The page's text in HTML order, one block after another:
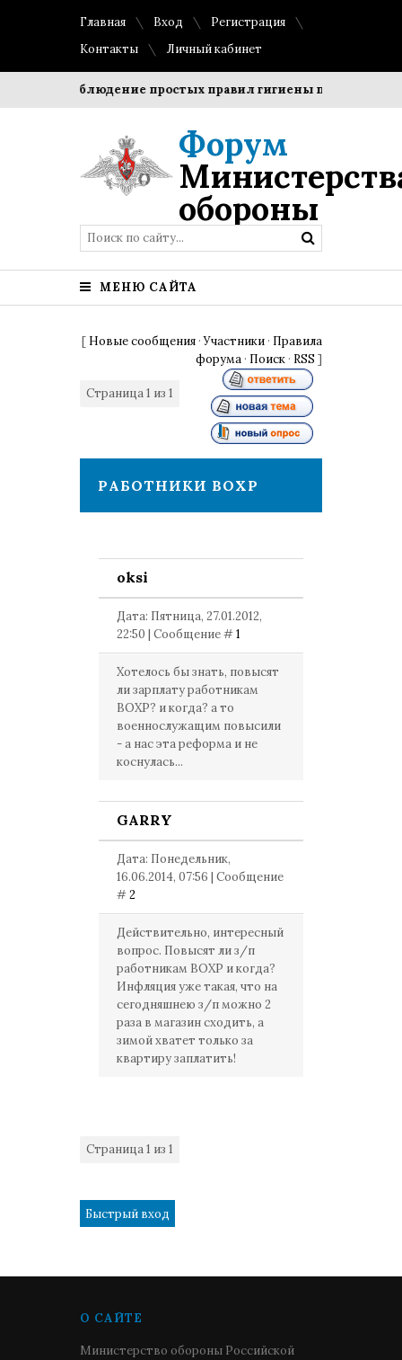
Главная Вход
Регистрация
Контакты
Личный кабинет
Соблюдение простых правил гигиены помогает
Форум
обороны
МЕНЮ САЙТА
[ Новые сообщения ·Участники · Правила
форума · Поиск · RSS ]
Страница1 из 1
РАБОТНИКИ ВОХР
oksi
Дата: Пятница, 27.01.2012,
22:50 | Сообщение #1
Хотелось бы знать, повысят
ли зарплату работникам
ВОХР? и когда? а то
военнослужащим повысили
- а нас эта реформа и не
коснулась...
GARRY
Дата: Понедельник,
16.06.2014, 07:56 | Сообщение
#2
Действительно, интересный
вопрос. Повысят ли з/п
работникам ВОХР и когда?
Инфляция уже такая, что на
сегодняшнею з/п можно 2
раза в магазин сходить, а
зимой хватет только за
квартиру заплатить!
Страница1 из 1
О САЙТЕ
Министерство обороны Российской